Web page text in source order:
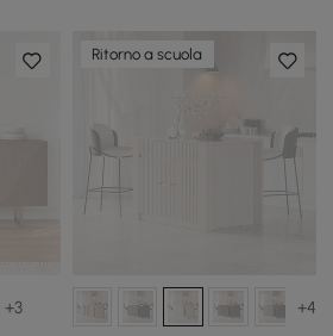
+3
Ritorno a scuola
+4